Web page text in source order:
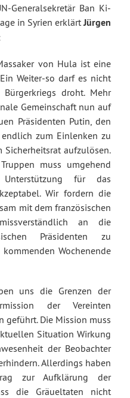
Generalsekretär Ban Ki-
in Syrien erklärtJürgen
von Hula ist eine
Weiter-so darf es nicht
droht. Mehr
Gemeinschaft nun auf
Präsidenten Putin, den
endlich zum Einlenken zu
aufzulösen.
muss umgehend
für das
Wir fordern die
mit dem französischen
an die
Präsidenten zu
Wochenende
uns die Grenzen der
der Vereinten
geführt. Die Mission muss
Situation Wirkung
der Beobachter
Allerdings haben
zur Aufklärung der
die Gräueltaten nicht